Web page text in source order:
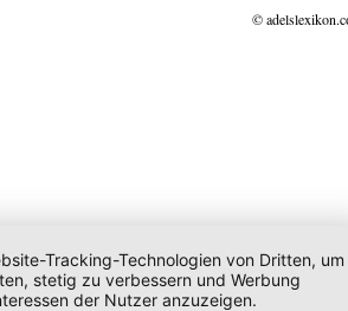
©
Tracking-Technologien von Dritten, um
stetig zu verbessern und Werbung
der Nutzer anzuzeigen.